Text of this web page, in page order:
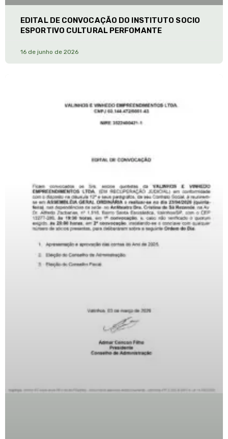
EDITAL DE CONVOCAÇÃO DO INSTITUTO SOCIO
ESPORTIVO CULTURAL PERFOMANTE
16 de junho de 2026